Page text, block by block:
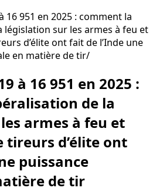
16 951 en 2025 : comment la
législation sur les armes à feu et
d’élite ont fait de l’Inde une
en matière de tir
à 16 951 en 2025 :
de la
armes à feu et
tireurs d’élite ont
puissance
de tir